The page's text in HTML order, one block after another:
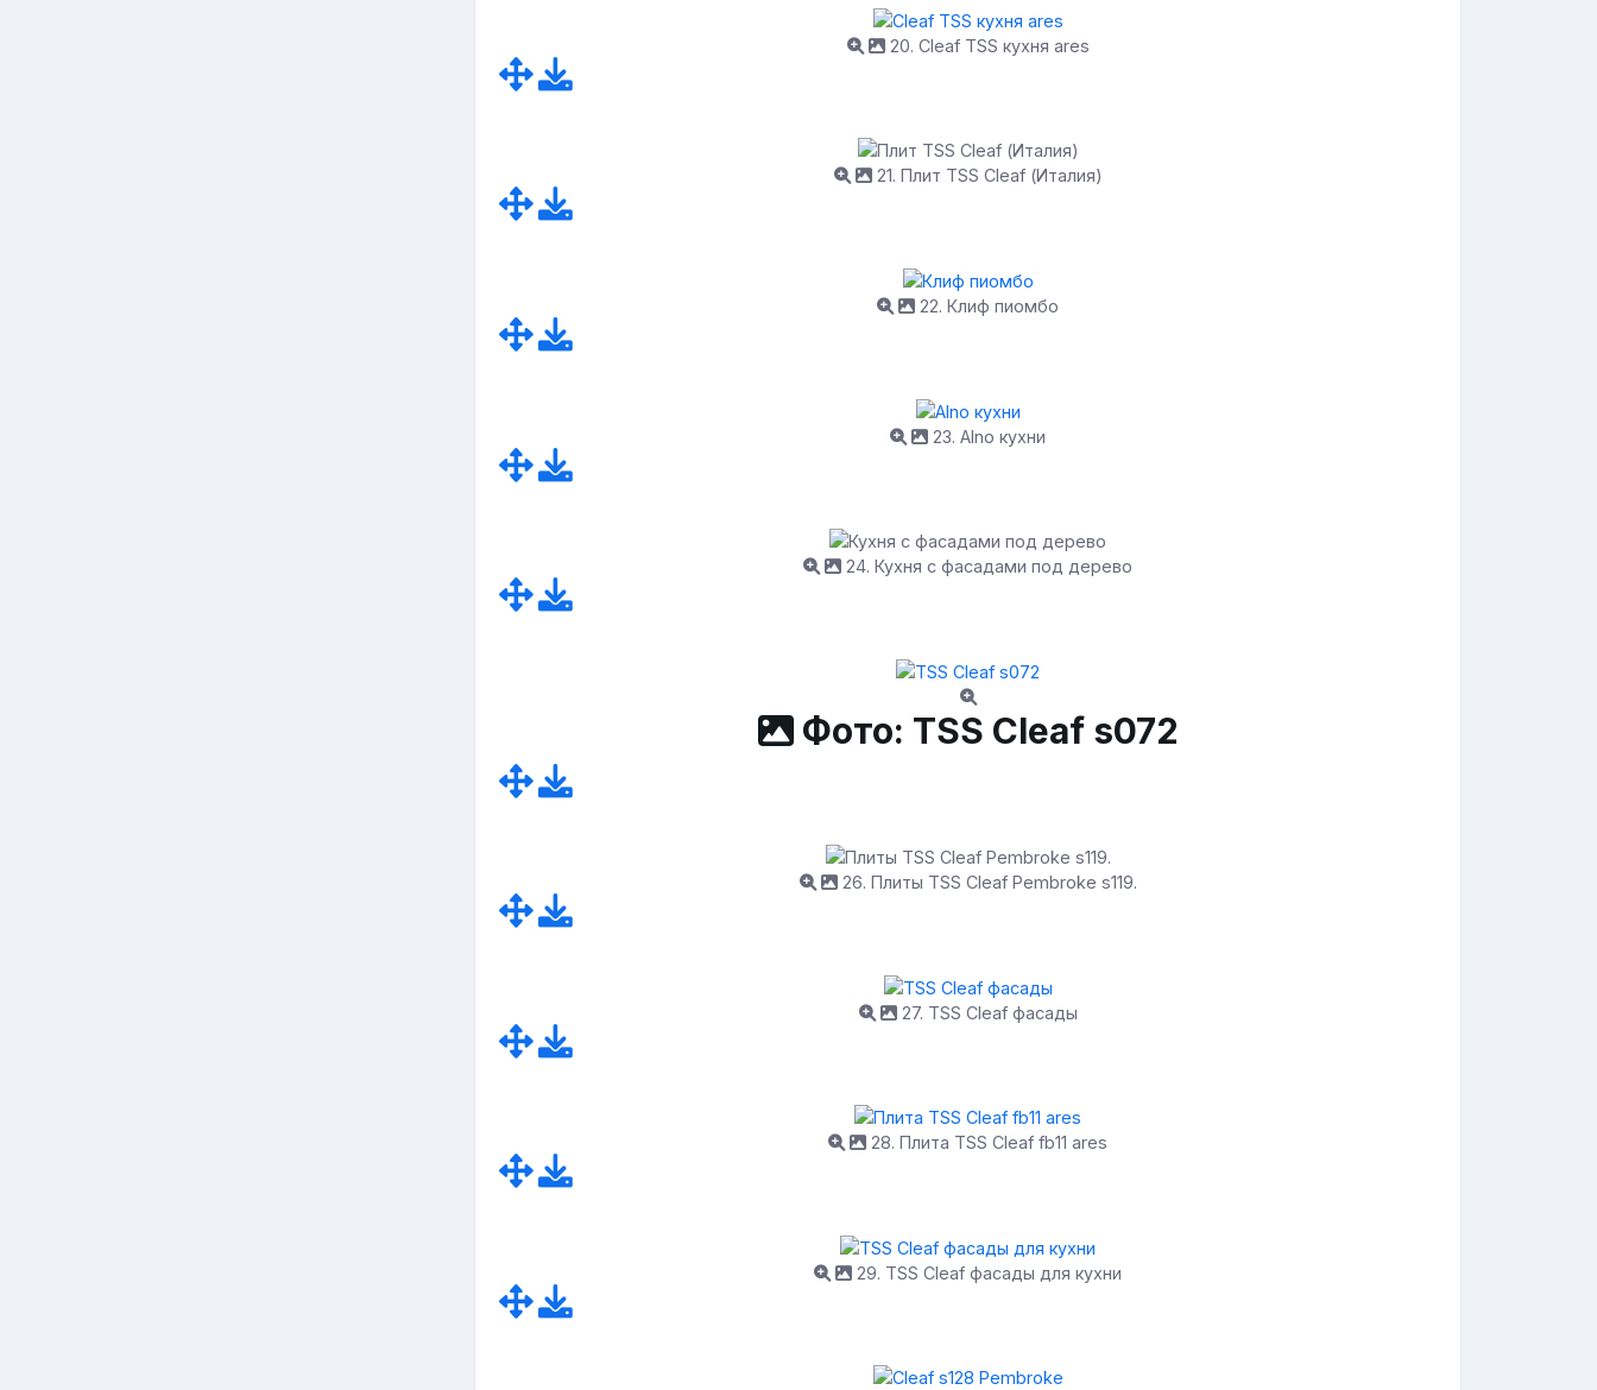
20. Cleaf TSS кухня ares
21. Плит TSS Cleaf (Италия)
22. Клиф пиомбо
23. Alno кухни
24. Кухня с фасадами под дерево
Фото: TSS Cleaf s072
26. Плиты TSS Cleaf Pembroke s119.
27. TSS Cleaf фасады
28. Плита TSS Cleaf fb11 ares
29. TSS Cleaf фасады для кухни